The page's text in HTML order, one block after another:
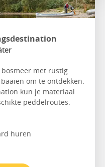
met rustig
om te ontdekken.
kun je materiaal
peddelroutes.
huren